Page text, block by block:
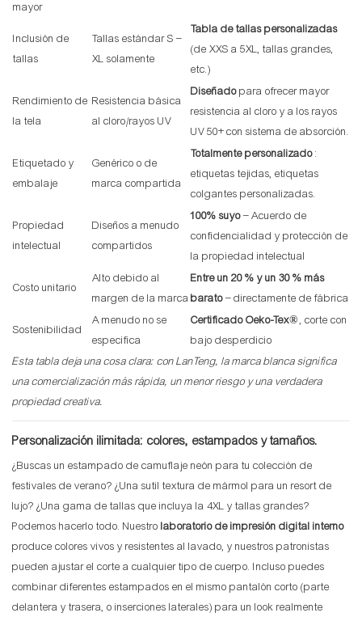
mayor
Inclusión de
tallas
Tallas estándar S –
XL solamente
Tabla de tallas personalizadas
(de XXS a 5XL, tallas grandes,
etc.)
Rendimiento de
la tela
Resistencia básica
al cloro/rayos UV
Diseñadopara ofrecer mayor
resistencia al cloro y a los rayos
UV 50+ con sistema de absorción.
Etiquetado y
embalaje
Genérico o de
marca compartida
Totalmente personalizado:
etiquetas tejidas, etiquetas
colgantes personalizadas.
Propiedad
intelectual
Diseños a menudo
compartidos
100% suyo– Acuerdo de
confidencialidad y protección de
la propiedad intelectual
Costo unitario
Alto debido al
margen de la marca
Entre un 20 % y un 30 % más
barato– directamente de fábrica
Sostenibilidad
A menudo no se
especifica
Certificado Oeko-Tex®, corte con
bajo desperdicio
Esta tabla deja una cosa clara: con LanTeng, la marca blanca significa
una comercialización más rápida, un menor riesgo y una verdadera
propiedad creativa.
Personalización ilimitada: colores, estampados y tamaños.
¿Buscas un estampado de camuflaje neón para tu colección de
festivales de verano? ¿Una sutil textura de mármol para un resort de
lujo? ¿Una gama de tallas que incluya la 4XL y tallas grandes?
Podemos hacerlo todo. Nuestro laboratorio de impresión digital interno
produce colores vivos y resistentes al lavado, y nuestros patronistas
pueden ajustar el corte a cualquier tipo de cuerpo. Incluso puedes
combinar diferentes estampados en el mismo pantalón corto (parte
delantera y trasera, o inserciones laterales) para un look realmente